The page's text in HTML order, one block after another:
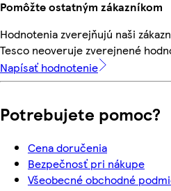
Pomôžte ostatným zákazníkom
Hodnotenia zverejňujú naši
Tesco neoveruje zverejnené
Napísať hodnotenie
Potrebujete pomoc?
Cena doručenia
Bezpečnosť pri nákupe
Všeobecné obchodné